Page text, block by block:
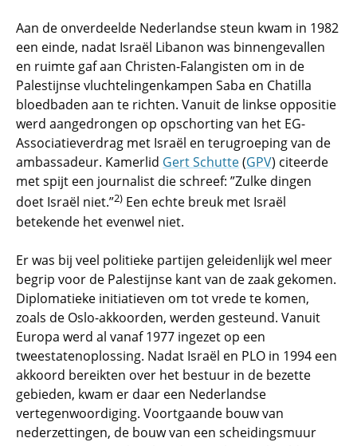
Aan de onverdeelde Nederlandse steun kwam in 1982
een einde, nadat Israël Libanon was binnengevallen
en ruimte gaf aan Christen-Falangisten om in de
Palestijnse vluchtelingenkampen Saba en Chatilla
bloedbaden aan te richten. Vanuit de linkse oppositie
werd aangedrongen op opschorting van het EG-
Associatieverdrag met Israël en terugroeping van de
ambassadeur. Kamerlid Gert Schutte(GPV) citeerde
met spijt een journalist die schreef: ”Zulke dingen
doet Israël niet.”2) Een echte breuk met Israël
betekende het evenwel niet.
Er was bij veel politieke partijen geleidenlijk wel meer
begrip voor de Palestijnse kant van de zaak gekomen.
Diplomatieke initiatieven om tot vrede te komen,
zoals de Oslo-akkoorden, werden gesteund. Vanuit
Europa werd al vanaf 1977 ingezet op een
tweestatenoplossing. Nadat Israël en PLO in 1994 een
akkoord bereikten over het bestuur in de bezette
gebieden, kwam er daar een Nederlandse
vertegenwoordiging. Voortgaande bouw van
nederzettingen, de bouw van een scheidingsmuur